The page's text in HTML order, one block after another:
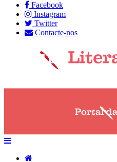
Facebook
Instagram
Twitter
Contacte-nos